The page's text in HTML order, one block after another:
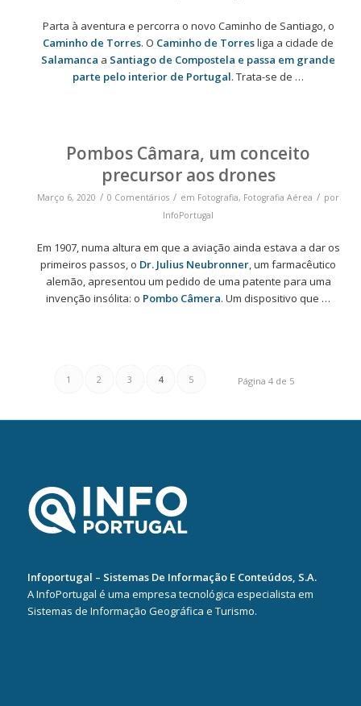
Parta à aventura e percorra o novo Caminho de Santiago, o
Caminho de Torres. O Caminho de Torresliga a cidade de
Salamanca a Santiago de Compostela e passa em grande
parte pelo interior de Portugal. Trata-se de …
Pombos Câmara, um conceito
precursor aos drones
Março 6, 2020 / 0 Comentários / em Fotografia, Fotografia Aérea / por
InfoPortugal
Em 1907, numa altura em que a aviação ainda estava a dar os
primeiros passos, o Dr. Julius Neubronner, um farmacêutico
alemão, apresentou um pedido de uma patente para uma
invenção insólita: o Pombo Câmera. Um dispositivo que …
Página 4 de 5
1 2 3 4 5
Infoportugal – Sistemas De Informação E Conteúdos, S.A.
A InfoPortugal é uma empresa tecnológica especialista em
Sistemas de Informação Geográfica e Turismo.